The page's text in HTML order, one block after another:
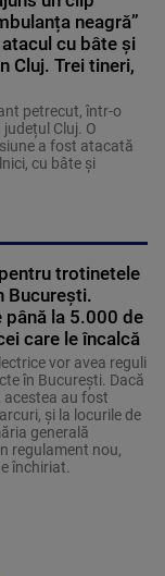
neagră”
cu bâte și
Cluj. Trei tineri,
petrecut, într-o
Cluj. O
a fost atacată
cu bâte și
trotinetele
București.
până la 5.000 de
care le încalcă
vor avea reguli
în București. Dacă
acestea au fost
și la locurile de
generală
regulament nou,
închiriat.